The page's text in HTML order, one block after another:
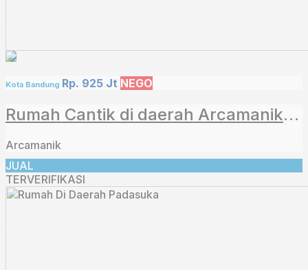
Kota Bandung Rp. 925 Jt NEGO
Rumah Cantik di daerah Arcamanik kota Bandung
Arcamanik
JUAL
TERVERIFIKASI